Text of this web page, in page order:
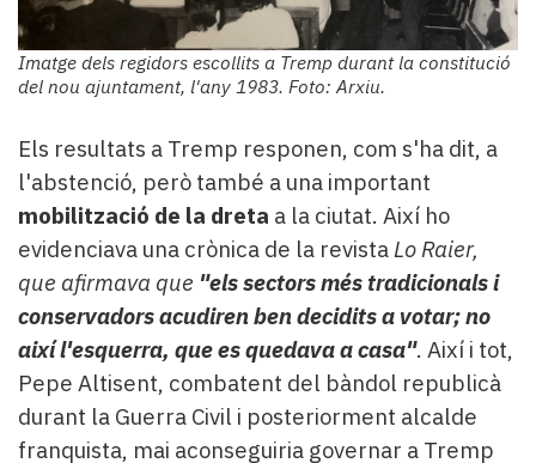
Imatge dels regidors escollits a Tremp durant la constitució
del nou ajuntament, l'any 1983. Foto: Arxiu.
Els resultats a Tremp responen, com s'ha dit, a
l'abstenció, però també a una important
mobilització de la dreta a la ciutat. Així ho
evidenciava una crònica de la revistaLo Raier,
que afirmava que "els sectors més tradicionals i
conservadors acudiren ben decidits a votar; no
així l'esquerra, que es quedava a casa". Així i tot,
Pepe Altisent, combatent del bàndol republicà
durant la Guerra Civil i posteriorment alcalde
franquista, mai aconseguiria governar a Tremp